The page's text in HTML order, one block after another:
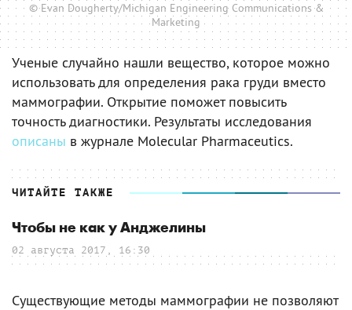
© Evan Dougherty/Michigan Engineering Communications &
Marketing
Ученые случайно нашли вещество, которое можно
использовать для определения рака груди вместо
маммографии. Открытие поможет повысить
точность диагностики. Результаты исследования
описаны в журнале Molecular Pharmaceutics.
ЧИТАЙТЕ ТАКЖЕ
Чтобы не как у Анджелины
02 августа 2017, 16:30
Существующие методы маммографии не позволяют